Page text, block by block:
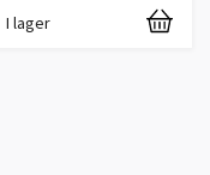
I lager